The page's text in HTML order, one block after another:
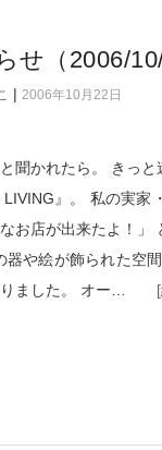
せ（2006/
| 2006年10月22日
聞かれたら。 きっ
』。 私の実家
お店が出来たよ！
や絵が飾られた空
りました。 オー…